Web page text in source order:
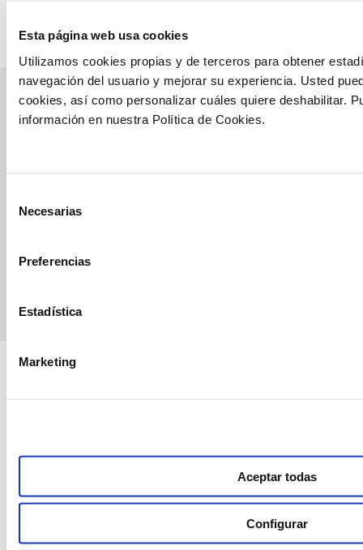
Esta página web usa cookies
Utilizamos cookies propias y de terceros para obtener
navegación del usuario y mejorar su experiencia. Usted
cookies, así como personalizar cuáles quiere deshabilitar.
información en nuestra Política de Cookies.
Necesarias
Preferencias
Estadística
Marketing
Aceptar todas
Configurar
manvert
webinars, asesoramiento técnico y nuestra newsletter.
Canal de comunicación